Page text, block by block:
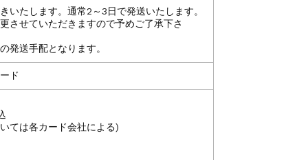
いたします。通常2～3日で発送いたします。
させていただきますので予めご了承下さ
発送手配となります。
ド
ては各カード会社による)